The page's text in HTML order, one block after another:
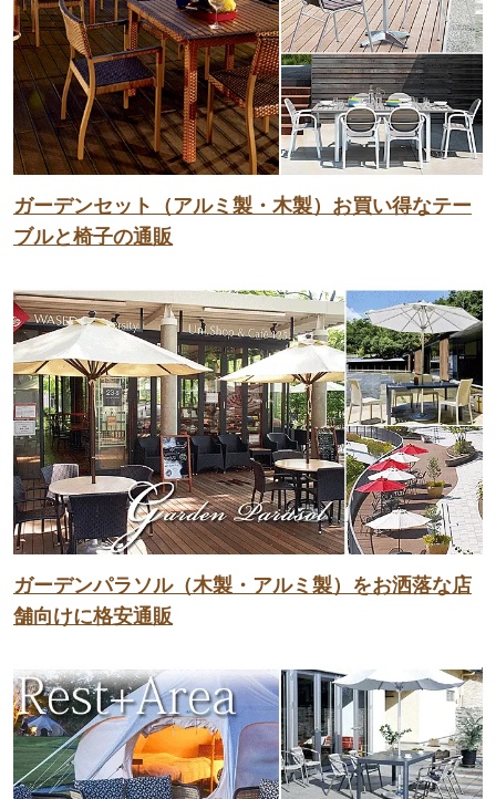
ガーデンセット（アルミ製・木製）お買い得なテー
ブルと椅子の通販
ガーデンパラソル（木製・アルミ製）をお洒落な店
舗向けに格安通販